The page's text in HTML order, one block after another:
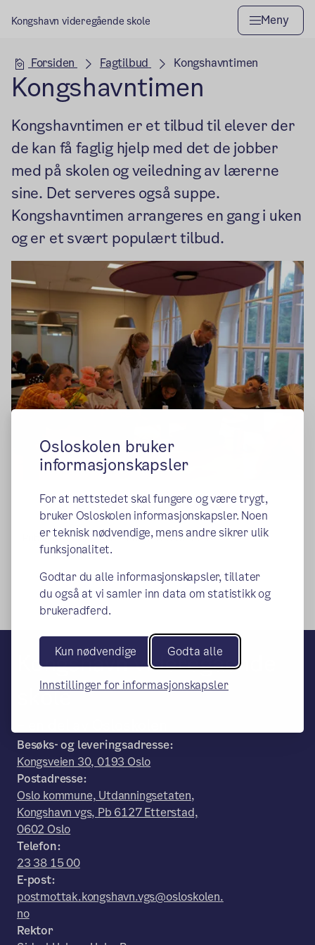
Osloskolen bruker
informasjonskapsler
For at nettstedet skal fungere og være trygt,
bruker Osloskolen informasjonskapsler. Noen
er teknisk nødvendige, mens andre sikrer ulik
funksjonalitet.
Godtar du alle informasjonskapsler, tillater
du også at vi samler inn data om statistikk og
brukeradferd.
Kun nødvendige Godta alle
Innstillinger for informasjonskapsler
Kongshavn videregående skole Meny
Hovedseksjon
Forsiden Fagtilbud Kongshavntimen
Kongshavntimen
Kongshavntimen er et tilbud til elever der
de kan få faglig hjelp med det de jobber
med på skolen og veiledning av lærerne
sine. Det serveres også suppe.
Kongshavntimen arrangeres en gang i uken
og er et svært populært tilbud.
Publisert:24.04.2017Endret: 15.03.2024
Kongshavn videregående
skole
Besøks- og leveringsadresse:
Kongsveien 30, 0193 Oslo
Postadresse:
Oslo kommune, Utdanningsetaten,
Kongshavn vgs, Pb 6127 Etterstad,
0602 Oslo
Telefon:
23 38 15 00
E-post:
postmottak.kongshavn.vgs@osloskolen.
no
Rektor